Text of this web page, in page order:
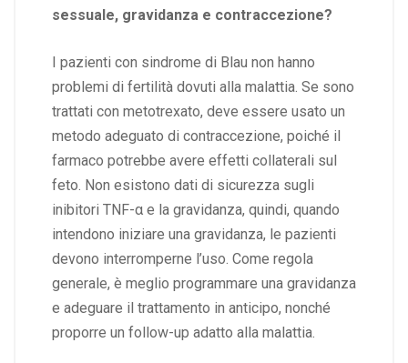
sessuale, gravidanza e contraccezione?
I pazienti con sindrome di Blau non hanno
problemi di fertilità dovuti alla malattia. Se sono
trattati con metotrexato, deve essere usato un
metodo adeguato di contraccezione, poiché il
farmaco potrebbe avere effetti collaterali sul
feto. Non esistono dati di sicurezza sugli
inibitori TNF-α e la gravidanza, quindi, quando
intendono iniziare una gravidanza, le pazienti
devono interromperne l’uso. Come regola
generale, è meglio programmare una gravidanza
e adeguare il trattamento in anticipo, nonché
proporre un follow-up adatto alla malattia.